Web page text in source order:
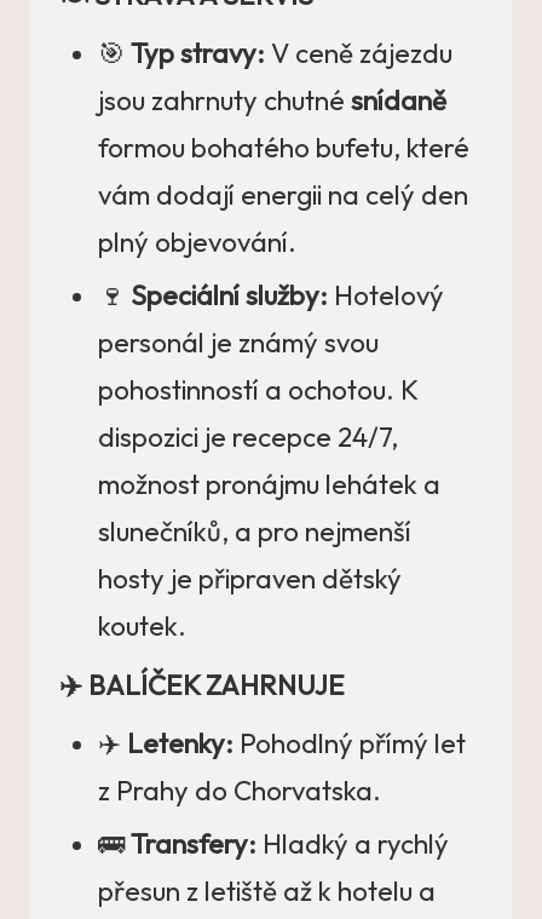
🎯 Typ stravy: V ceně zájezdu
jsou zahrnuty chutné snídaně
formou bohatého bufetu, které
vám dodají energii na celý den
plný objevování.
🍷 Speciální služby: Hotelový
personál je známý svou
pohostinností a ochotou. K
dispozici je recepce 24/7,
možnost pronájmu lehátek a
slunečníků, a pro nejmenší
hosty je připraven dětský
koutek.
✈️ BALÍČEK ZAHRNUJE
✈️ Letenky: Pohodlný přímý let
z Prahy do Chorvatska.
🚌Transfery: Hladký a rychlý
přesun z letiště až k hotelu a